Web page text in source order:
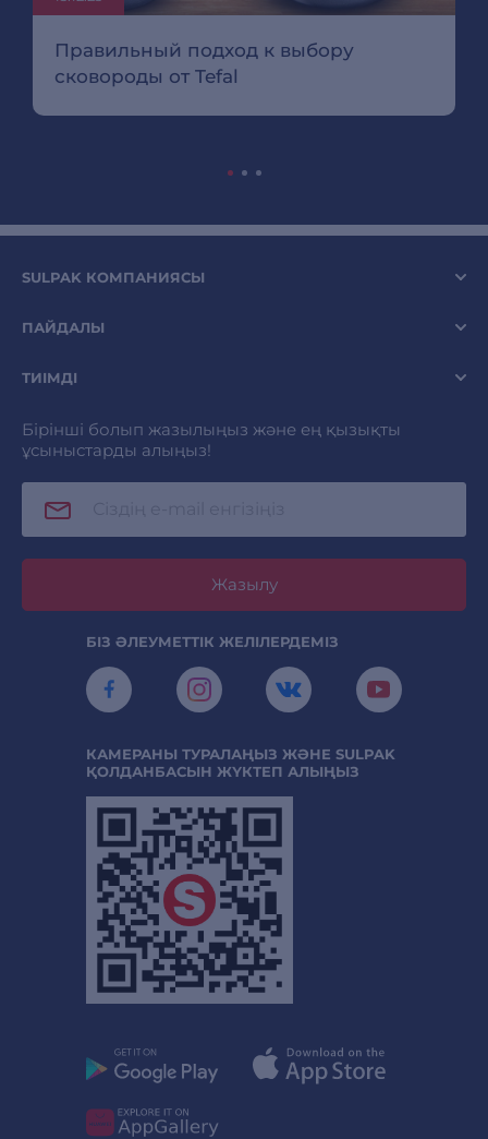
Правильный подход к выбору
сковороды от Tefal
SULPAK КОМПАНИЯСЫ
ПАЙДАЛЫ
ТИІМДІ
Бірінші болып жазылыңыз және ең қызықты
ұсыныстарды алыңыз!
Жазылу
БІЗ ӘЛЕУМЕТТІК ЖЕЛІЛЕРДЕМІЗ
КАМЕРАНЫ ТУРАЛАҢЫЗ ЖӘНЕ SULPAK
ҚОЛДАНБАСЫН ЖҮКТЕП АЛЫҢЫЗ